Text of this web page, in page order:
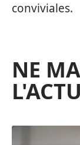
conviviales.
NE